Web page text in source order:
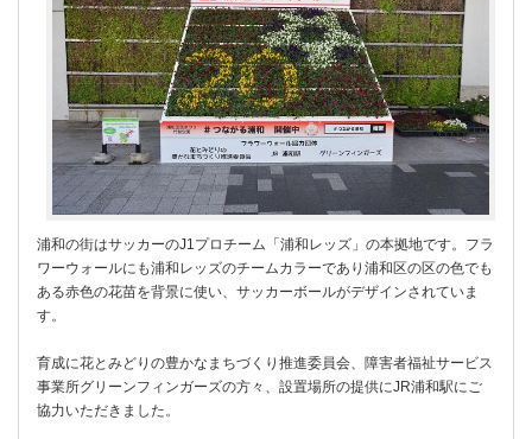
浦和の街はサッカーのJ1プロチーム「浦和レッズ」の本拠地です。フラ
ワーウォールにも浦和レッズのチームカラーであり浦和区の区の色でも
ある赤色の花苗を背景に使い、サッカーボールがデザインされていま
す。
育成に花とみどりの豊かなまちづくり推進委員会、障害者福祉サービス
事業所グリーンフィンガーズの方々、設置場所の提供にJR浦和駅にご
協力いただきました。